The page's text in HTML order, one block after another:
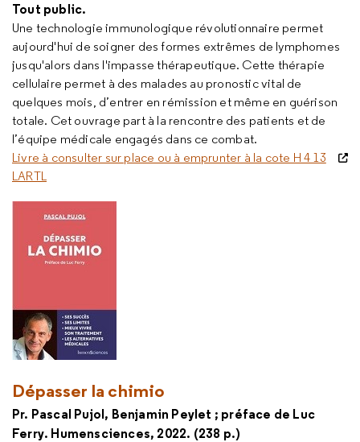
Tout public.
Une technologie immunologique révolutionnaire permet
aujourd'hui de soigner des formes extrêmes de lymphomes
jusqu'alors dans l'impasse thérapeutique. Cette thérapie
cellulaire permet à des malades au pronostic vital de
quelques mois, d’entrer en rémission et même en guérison
totale. Cet ouvrage part à la rencontre des patients et de
l’équipe médicale engagés dans ce combat.
Livre à consulter sur place ou à emprunter à la cote H 4 13
LARTL
Dépasser la chimio
Pr. Pascal Pujol, Benjamin Peylet ; préface de Luc
Ferry. Humensciences, 2022. (238 p.)